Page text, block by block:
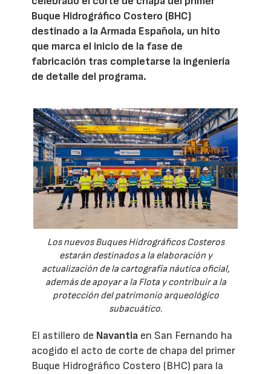
Buque Hidrográfico Costero (BHC)
destinado a la Armada Española, un hito
que marca el inicio de la fase de
fabricación tras completarse la ingeniería
de detalle del programa.
Los nuevos Buques Hidrográficos Costeros
estarán destinados a la elaboración y
actualización de la cartografía náutica oficial,
además de apoyar a la Flota y contribuir a la
protección del patrimonio arqueológico
subacuático.
El astillero de Navantia en San Fernando ha
acogido el acto de corte de chapa del primer
Buque Hidrográfico Costero (BHC) para la